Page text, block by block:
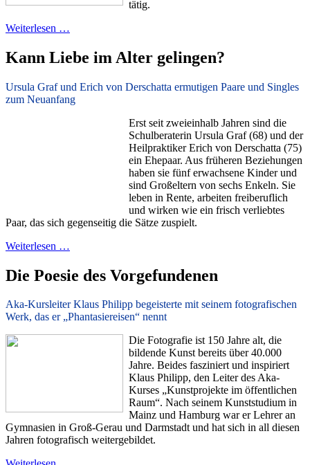
tätig.
Weiterlesen …
Kann Liebe im Alter gelingen?
Ursula Graf und Erich von Derschatta ermutigen Paare und Singles
zum Neuanfang
Erst seit zweieinhalb Jahren sind die
Schulberaterin Ursula Graf (68) und der
Heilpraktiker Erich von Derschatta (75)
ein Ehepaar. Aus früheren Beziehungen
haben sie fünf erwachsene Kinder und
sind Großeltern von sechs Enkeln. Sie
leben in Rente, arbeiten freiberuflich
und wirken wie ein frisch verliebtes
Paar, das sich gegenseitig die Sätze zuspielt.
Weiterlesen …
Die Poesie des Vorgefundenen
Aka-Kursleiter Klaus Philipp begeisterte mit seinem fotografischen
Werk, das er „Phantasiereisen“ nennt
Die Fotografie ist 150 Jahre alt, die
bildende Kunst bereits über 40.000
Jahre. Beides fasziniert und inspiriert
Klaus Philipp, den Leiter des Aka-
Kurses „Kunstprojekte im öffentlichen
Raum“. Nach seinem Kunststudium in
Mainz und Hamburg war er Lehrer an
Gymnasien in Groß-Gerau und Darmstadt und hat sich in all diesen
Jahren fotografisch weitergebildet.